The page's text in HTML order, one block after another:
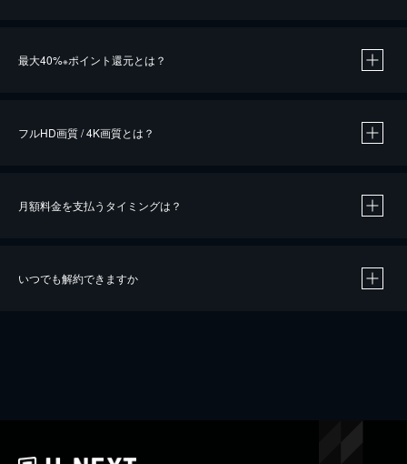
最大40%※ポイント還元とは？
※40％ポイント還元の対象は、クレジットカード決済による作品の購入 / レンタルです。
iOSアプリのUコイン決済による作品の購入 / レンタルは、20％のポイント還元です。
フルHD画質 / 4K画質とは？
月額料金を支払うタイミングは？
いつでも解約できますか